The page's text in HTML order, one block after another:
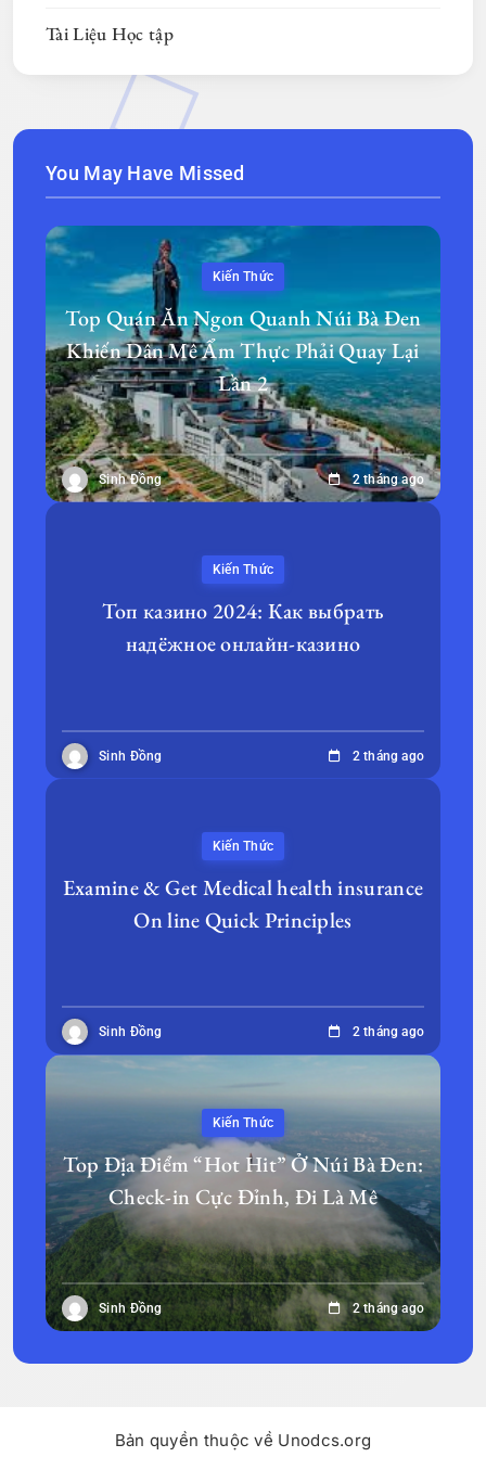
Tài Liệu Học tập
You May Have Missed
Kiến Thức
Top Quán Ăn Ngon Quanh Núi Bà Đen
Khiến Dân Mê Ẩm Thực Phải Quay Lại
Lần 2
Sinh Đồng 2 tháng ago
Kiến Thức
Топ казино 2024: Как выбрать
надёжное онлайн-казино
Sinh Đồng 2 tháng ago
Kiến Thức
Examine & Get Medical health insurance
On line Quick Principles
Sinh Đồng 2 tháng ago
Kiến Thức
Top Địa Điểm “Hot Hit” Ở Núi Bà Đen:
Check-in Cực Đỉnh, Đi Là Mê
Sinh Đồng 2 tháng ago
Bản quyền thuộc về Unodcs.org